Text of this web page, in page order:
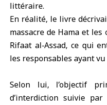
littéraire.
En réalité, le livre
massacre de Hama et
Rifaat al‑Assad, ce qui
les responsables ayant
Selon lui, l’objectif
d’interdiction suivie